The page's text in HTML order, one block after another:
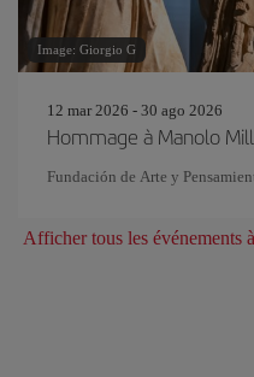
Image: Giorgio G
12 mar 2026 - 30 ago 2026
Hommage à Manolo
Fundación de Arte y
Afficher tous les événements